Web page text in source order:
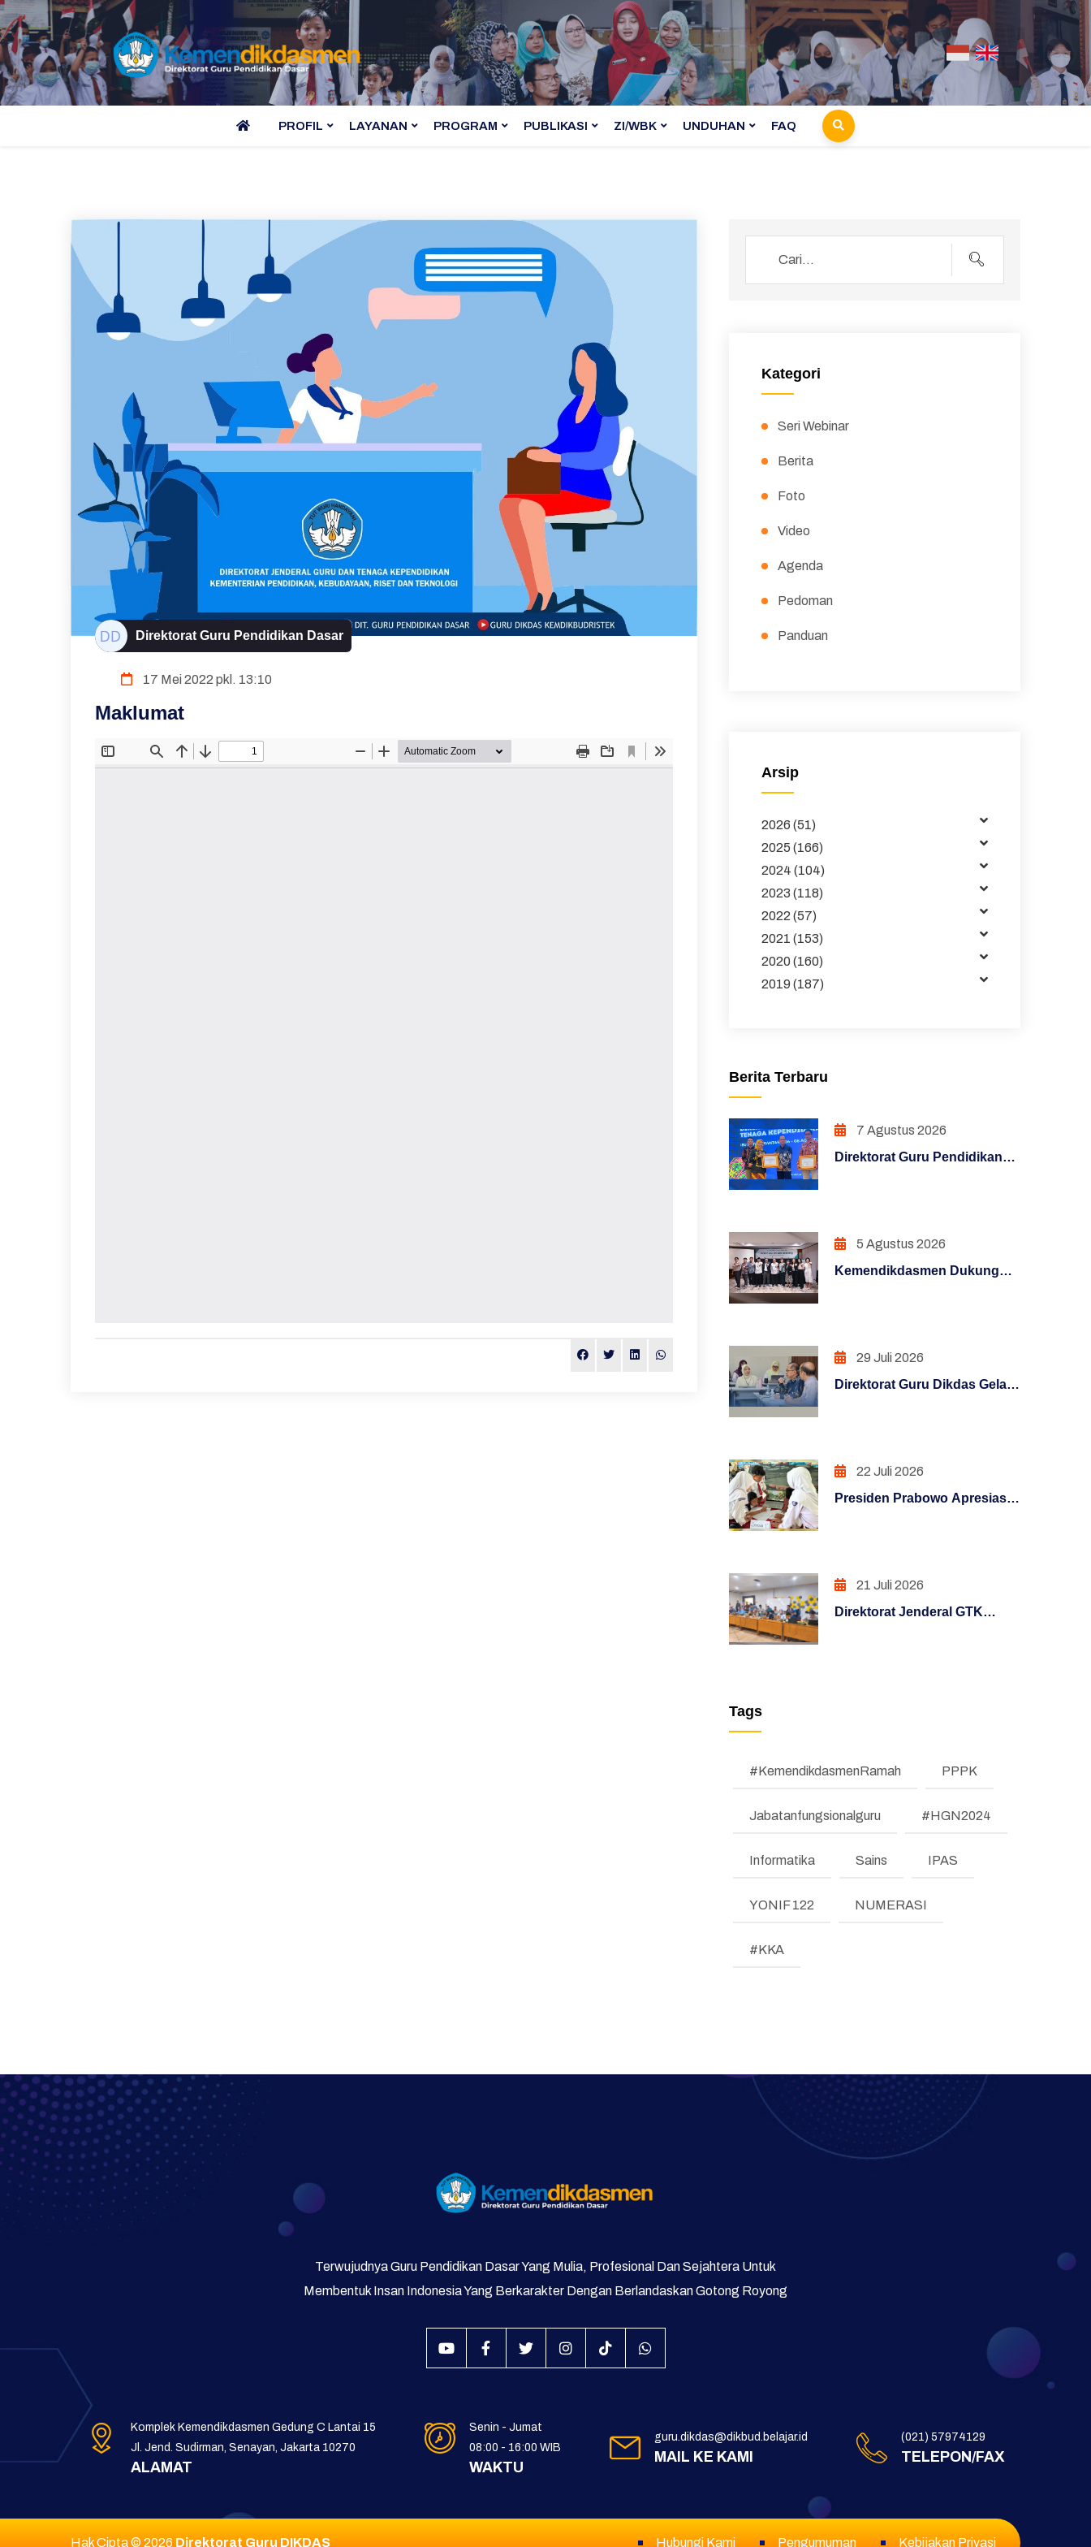
PROFIL LAYANAN PROGRAM PUBLIKASI ZI/WBK UNDUHAN FAQ
Direktorat Guru Pendidikan Dasar
17 Mei 2022 pkl. 13:10
Maklumat
Kategori
Seri Webinar
Berita
Foto
Video
Agenda
Pedoman
Panduan
Buku dan Jurnal
Kemitraan
Tata Kelola
Publikasi
Pembelajaran
Maklumat
Pendidikan Dasar
Hasil Survei Siazik
Manajemen Perubahan
Penguatan Sistem Akuntabilitas
Kerja
PENATAAN TATALAKSANA
PENGUATAN SISTEM
PENGAWASAN
PENINGKATAN KUALITAS
PENINGKATAN KUALITAS
LAYANAN PUBLIK (REFORM)
PENGUATAN SISTEM
(REFORM)
PENGUATAN SISTEM
PENGAWASAN (REFORM)
Pengumuman
Regulasi
Bimbingan Konseling
Program Prioritas
Program Direktorat
Arsip
2026 (51)
2025 (166)
2024 (104)
2023 (118)
2022 (57)
2021 (153)
2020 (160)
2019 (187)
Berita Terbaru
7 Agustus 2026
Direktorat Guru Pendidikan
Mengajar"
5 Agustus 2026
Kemendikdasmen Dukung
29 Juli 2026
Direktorat Guru Dikdas Gelar
Berbasis Bukti
22 Juli 2026
Presiden Prabowo Apresiasi
Dunia21 Juli 2026
Direktorat Jenderal GTK
Tags
#KemendikdasmenRamah PPPK
Jabatanfungsionalguru #HGN2024
Informatika Sains IPAS
YONIF 122 NUMERASI
#KKA
Terwujudnya Guru Pendidikan Dasar Yang Mulia, Profesional Dan Sejahtera Untuk
Membentuk Insan Indonesia Yang Berkarakter Dengan Berlandaskan Gotong Royong
Komplek Kemendikdasmen Gedung C Lantai 15
Jl. Jend. Sudirman, Senayan, Jakarta 10270
ALAMAT
Senin - Jumat
08:00 - 16:00 WIB
WAKTU
guru.dikdas@dikbud.belajar.id
MAIL KE KAMI
(021) 57974129
TELEPON/FAX
Hubungi Kami Pengumuman Kebijakan Privasi
Hak Cipta © 2026 Direktorat Guru DIKDAS